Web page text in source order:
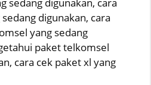
sedang digunakan, cara
digunakan, cara
yang sedang
paket telkomsel
cara cek paket xl yang